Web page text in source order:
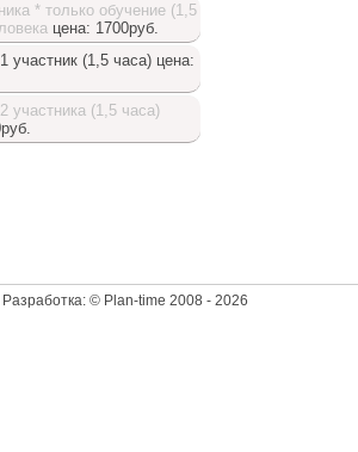
* только обучение (1,5
цена: 1700руб.
участник (1,5 часа)цена:
участника (1,5 часа)
Разработка: © Plan-time 2008 - 2026